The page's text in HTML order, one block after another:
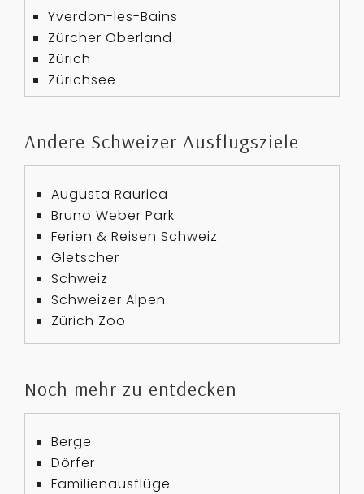
Yverdon-les-Bains
Zürcher Oberland
Zürich
Zürichsee
Andere Schweizer Ausflugsziele
Augusta Raurica
Bruno Weber Park
Ferien & Reisen Schweiz
Gletscher
Schweiz
Schweizer Alpen
Zürich Zoo
Noch mehr zu entdecken
Berge
Dörfer
Familienausflüge